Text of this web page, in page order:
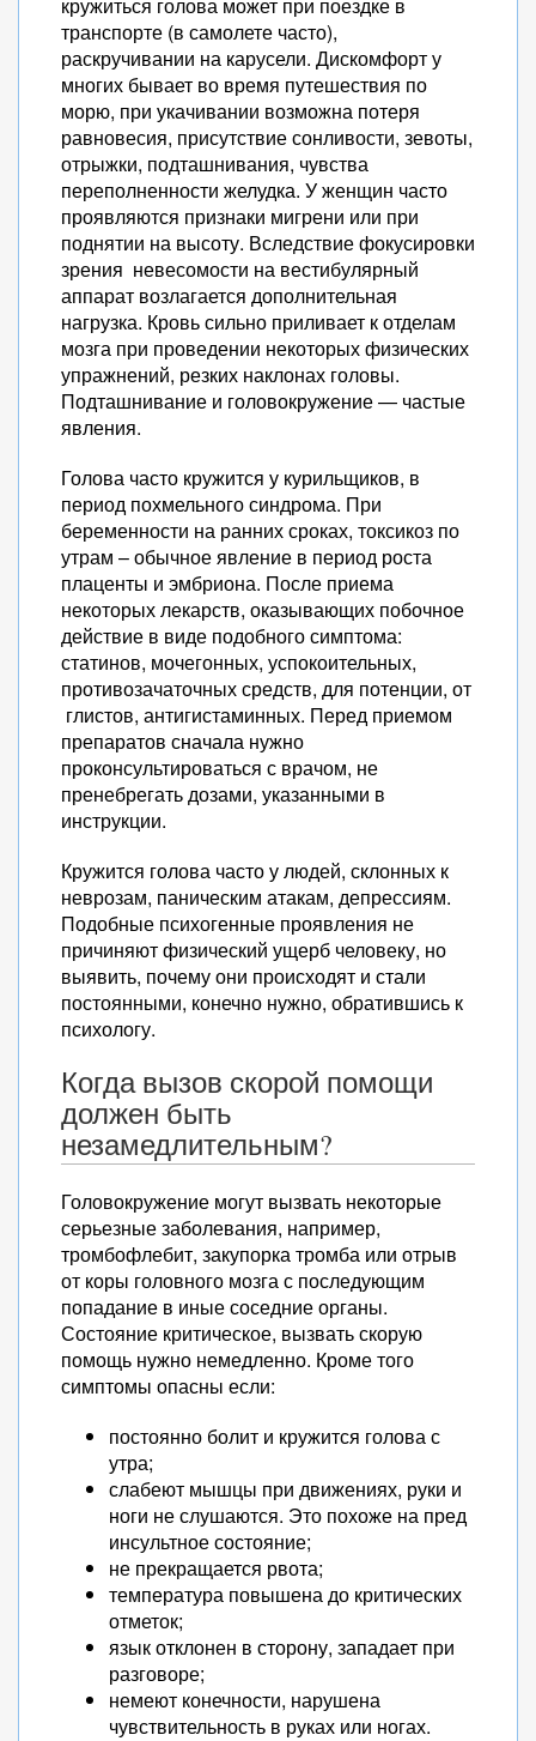
транспорте (в самолете часто),
раскручивании на карусели. Дискомфорт у
многих бывает во время путешествия по
морю, при укачивании возможна потеря
равновесия, присутствие сонливости, зевоты,
отрыжки, подташнивания, чувства
переполненности желудка. У женщин часто
проявляются признаки мигрени или при
поднятии на высоту. Вследствие фокусировки
зрения невесомости на вестибулярный
аппарат возлагается дополнительная
нагрузка. Кровь сильно приливает к отделам
мозга при проведении некоторых физических
упражнений, резких наклонах головы.
Подташнивание и головокружение — частые
явления.
Голова часто кружится у курильщиков, в
период похмельного синдрома. При
беременности на ранних сроках, токсикоз по
утрам – обычное явление в период роста
плаценты и эмбриона. После приема
некоторых лекарств, оказывающих побочное
действие в виде подобного симптома:
статинов, мочегонных, успокоительных,
противозачаточных средств, для потенции, от
глистов, антигистаминных. Перед приемом
препаратов сначала нужно
проконсультироваться с врачом, не
пренебрегать дозами, указанными в
инструкции.
Кружится голова часто у людей, склонных к
неврозам, паническим атакам, депрессиям.
Подобные психогенные проявления не
причиняют физический ущерб человеку, но
выявить, почему они происходят и стали
постоянными, конечно нужно, обратившись к
психологу.
Когда вызов скорой помощи
должен быть
незамедлительным?
Головокружение могут вызвать некоторые
серьезные заболевания, например,
тромбофлебит, закупорка тромба или отрыв
от коры головного мозга с последующим
попадание в иные соседние органы.
Состояние критическое, вызвать скорую
помощь нужно немедленно. Кроме того
симптомы опасны если:
постоянно болит и кружится голова с
утра;
слабеют мышцы при движениях, руки и
ноги не слушаются. Это похоже на пред
инсультное состояние;
не прекращается рвота;
температура повышена до критических
отметок;
язык отклонен в сторону, западает при
разговоре;
немеют конечности, нарушена
чувствительность в руках или ногах.